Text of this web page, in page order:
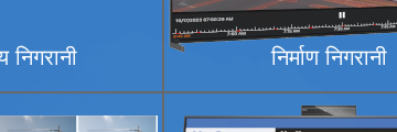
निगरानी निर्माण निगरानी